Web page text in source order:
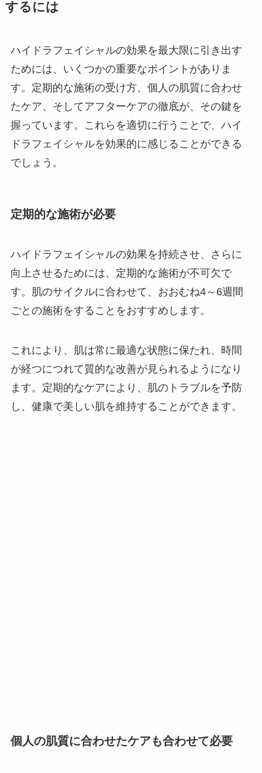
するには
ハイドラフェイシャルの効果を最大限に引き出す
ためには、いくつかの重要なポイントがありま
す。定期的な施術の受け方、個人の肌質に合わせ
たケア、そしてアフターケアの徹底が、その鍵を
握っています。これらを適切に行うことで、ハイ
ドラフェイシャルを効果的に感じることができる
でしょう。
定期的な施術が必要
ハイドラフェイシャルの効果を持続させ、さらに
向上させるためには、定期的な施術が不可欠で
す。肌のサイクルに合わせて、おおむね4～6週間
ごとの施術をすることをおすすめします。
これにより、肌は常に最適な状態に保たれ、時間
が経つにつれて質的な改善が見られるようになり
ます。定期的なケアにより、肌のトラブルを予防
し、健康で美しい肌を維持することができます。
個人の肌質に合わせたケアも合わせて必要